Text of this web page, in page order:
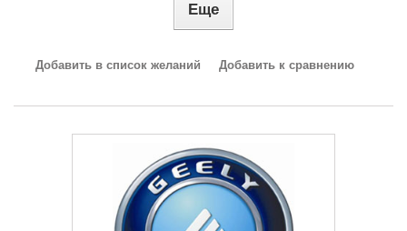
Еще
Добавить в список желаний Добавить к сравнению